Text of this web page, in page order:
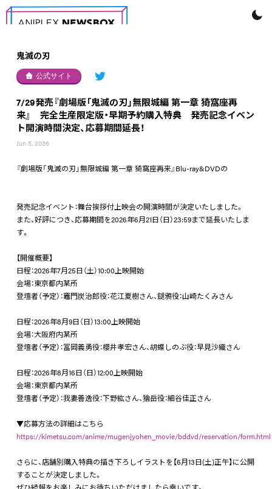
鬼滅の刃
公式サイト
7/29発売『劇場版「鬼滅の刃」無限城編 第一章 猗窩座再
来』 完全生産限定版・早期予約購入特典 発売記念イベン
ト開演時間決定、応募期間延長！
Jun 5, 2026
『劇場版「鬼滅の刃」無限城編 第一章 猗窩座再来』Blu-ray&DVDの
発売記念イベント：舞台挨拶付上映会の開演時間が決定いたしました。
また、好評につき、応募期間を2026年6月21日（日）23:59まで延長いたしま
す。
【開催概要】
日程：2026年7月25日（土）10:00上映開始
会場：東京都内某所
登壇者（予定）：竈門炭治郎役：花江夏樹さん、鎹鴉役：山崎たくみさん
日程：2026年8月9日（日）13:00上映開始
会場：大阪府内某所
登壇者（予定）：冨岡義勇役：櫻井孝宏さん、胡蝶しのぶ役：早見沙織さん
日程：2026年8月16日（日）12:00上映開始
会場：東京都内某所
登壇者（予定）：我妻善逸役：下野紘さん、獪岳役：細谷佳正さん
▼応募方法の詳細はこちら
https://kimetsu.com/anime/mugenjyohen_movie/bddvd/reservation/form.html
さらに、店舗別購入特典の描き下ろしイラストを【6月13日(土)正午】に公開
することが決定しました。